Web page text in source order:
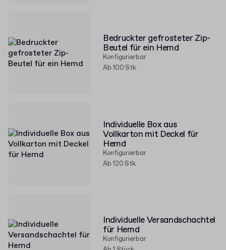
Bedruckter gefrosteter Zip-
Beutel für ein Hemd
Konfigurierbar
Ab 100 Stk.
Individuelle Box aus
Vollkarton mit Deckel für
Hemd
Konfigurierbar
Ab 120 Stk.
Individuelle Versandschachtel
für Hemd
Konfigurierbar